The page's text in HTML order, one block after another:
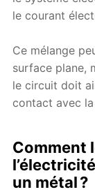
le courant
Ce mélange
surface plane,
le circuit doit
contact avec
Comment
un métal ?